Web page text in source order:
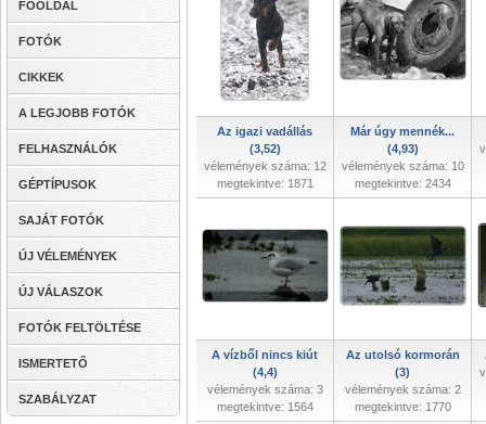
FŐOLDAL
FOTÓK
CIKKEK
A LEGJOBB FOTÓK
FELHASZNÁLÓK
GÉPTÍPUSOK
SAJÁT FOTÓK
ÚJ VÉLEMÉNYEK
ÚJ VÁLASZOK
FOTÓK FELTÖLTÉSE
ISMERTETŐ
SZABÁLYZAT
Az igazi vadállás
(3,52)
vélemények száma: 12
megtekintve: 1871
Már úgy mennék...
(4,93)
vélemények száma: 10
megtekintve: 2434
A vízből nincs kiút
(4,4)
vélemények száma: 3
megtekintve: 1564
Az utolsó kormorán
(3)
vélemények száma: 2
megtekintve: 1770